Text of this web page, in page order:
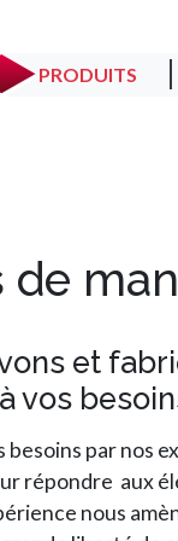
PRODUITS
de
et
vos
besoins par nos
répondre aux
nous